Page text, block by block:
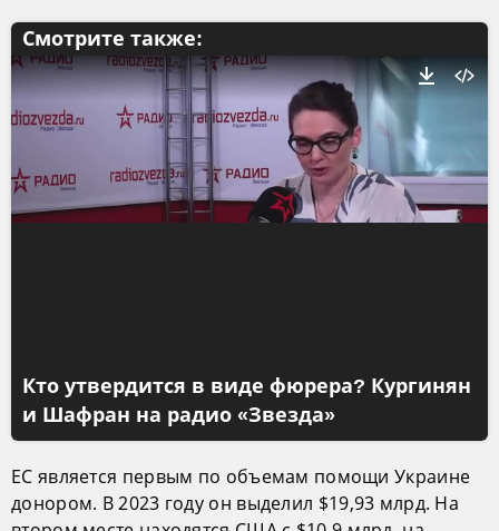
Смотрите также:
Кто утвердится в виде фюрера? Кургинян
и Шафран на радио «Звезда»
ЕС является первым по объемам помощи Украине
донором. В 2023 году он выделил $19,93 млрд. На